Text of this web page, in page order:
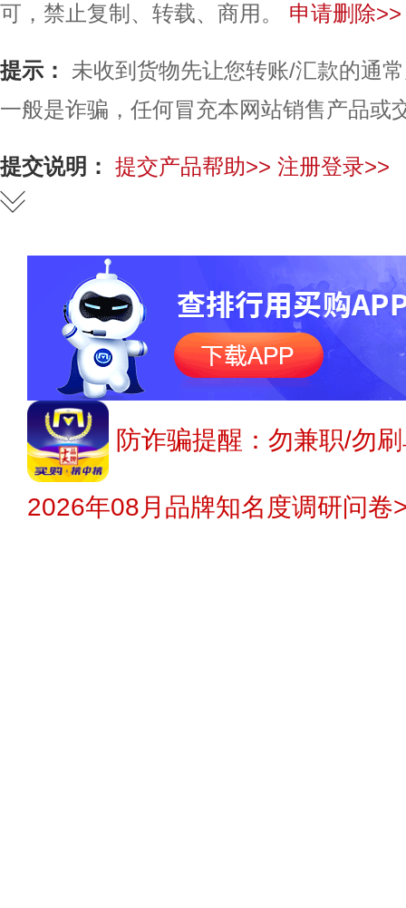
可，禁止复制、转载、商用。
申请删除>>
提示：
未收到货物先让您转账/汇款的通
一般是诈骗，任何冒充本网站销售产品或
提交说明： 提交产品帮助>> 注册登录>>
防诈骗提醒：勿兼职/勿
2026年08月品牌知名度调研问卷